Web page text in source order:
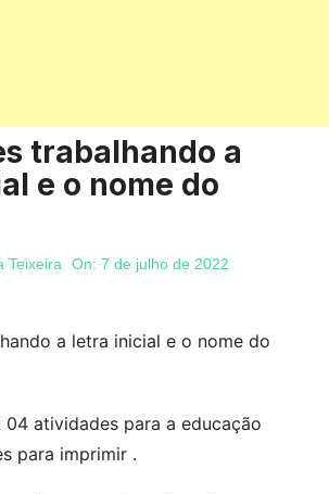
trabalhando a
e o nome do
Teixeira On:7 de julho de 2022
a letra inicial e o nome do
atividades para a educação
para imprimir .